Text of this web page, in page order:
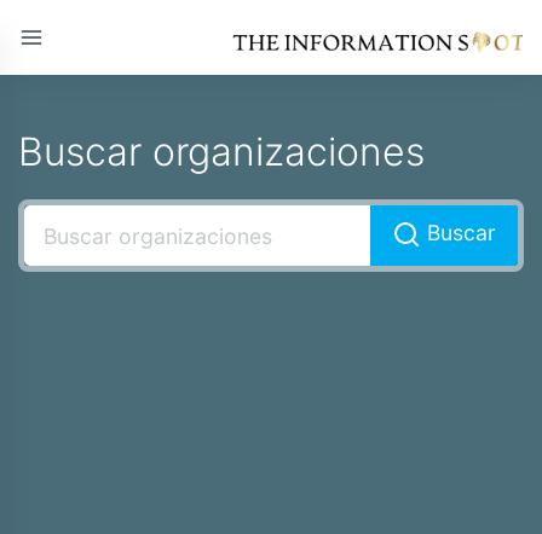
Buscar organizaciones
Buscar